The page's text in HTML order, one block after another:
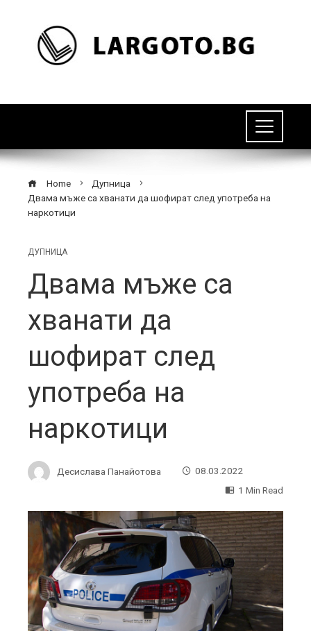
Home
Дупница
Двама мъже са хванати да шофират след употреба на
наркотици
ДУПНИЦА
Двама мъже са
хванати да
шофират след
употреба на
наркотици
Десислава Панайотова
08.03.2022
1 Min Read